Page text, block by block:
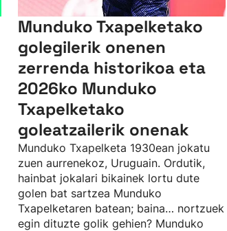
Munduko Txapelketako
golegilerik onenen
zerrenda historikoa eta
2026ko Munduko
Txapelketako
goleatzailerik onenak
Munduko Txapelketa 1930ean jokatu
zuen aurrenekoz, Uruguain. Ordutik,
hainbat jokalari bikainek lortu dute
golen bat sartzea Munduko
Txapelketaren batean; baina… nortzuek
egin dituzte golik gehien? Munduko